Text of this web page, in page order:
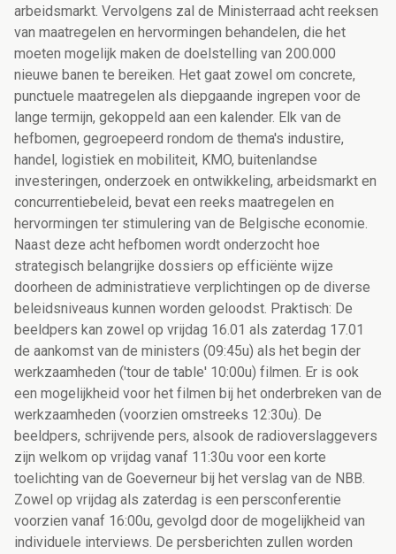
arbeidsmarkt. Vervolgens zal de Ministerraad acht reeksen
van maatregelen en hervormingen behandelen, die het
moeten mogelijk maken de doelstelling van 200.000
nieuwe banen te bereiken. Het gaat zowel om concrete,
punctuele maatregelen als diepgaande ingrepen voor de
lange termijn, gekoppeld aan een kalender. Elk van de
hefbomen, gegroepeerd rondom de thema's industire,
handel, logistiek en mobiliteit, KMO, buitenlandse
investeringen, onderzoek en ontwikkeling, arbeidsmarkt en
concurrentiebeleid, bevat een reeks maatregelen en
hervormingen ter stimulering van de Belgische economie.
Naast deze acht hefbomen wordt onderzocht hoe
strategisch belangrijke dossiers op efficiënte wijze
doorheen de administratieve verplichtingen op de diverse
beleidsniveaus kunnen worden geloodst. Praktisch: De
beeldpers kan zowel op vrijdag 16.01 als zaterdag 17.01
de aankomst van de ministers (09:45u) als het begin der
werkzaamheden ('tour de table' 10:00u) filmen. Er is ook
een mogelijkheid voor het filmen bij het onderbreken van de
werkzaamheden (voorzien omstreeks 12:30u). De
beeldpers, schrijvende pers, alsook de radioverslaggevers
zijn welkom op vrijdag vanaf 11:30u voor een korte
toelichting van de Goeverneur bij het verslag van de NBB.
Zowel op vrijdag als zaterdag is een persconferentie
voorzien vanaf 16:00u, gevolgd door de mogelijkheid van
individuele interviews. De persberichten zullen worden